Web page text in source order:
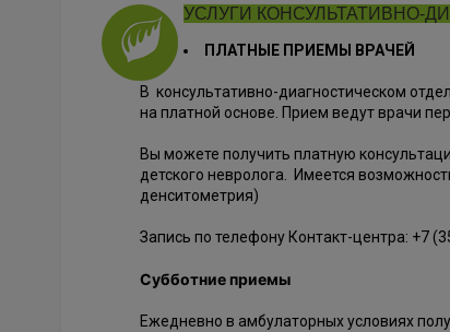
УСЛУГИ КОНСУЛЬТАТИВНО-
ПЛАТНЫЕ ПРИЕМЫ ВРАЧЕЙ
В консультативно-диагностическом
на платной основе. Прием ведут врачи
Вы можете получить платную
детского невролога. Имеется
денситометрия)
Запись по телефону Контакт-центра: +7
Субботние приемы
Ежедневно в амбулаторных условиях